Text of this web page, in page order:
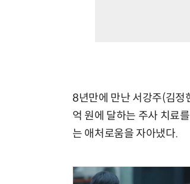
8년만에 만난 서강주(김정
억 원에 달하는 주사 치료
는 애처로움을 자아냈다.